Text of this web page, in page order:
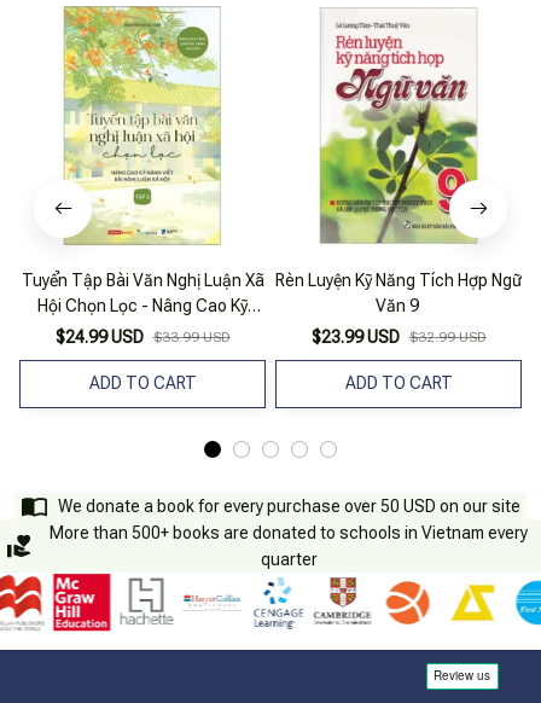
Tuyển Tập Bài Văn Nghị Luận Xã
Hội Chọn Lọc - Nâng Cao Kỹ
Năng Viết Bài Nghị Luận Xã Hội -
Tập 2
$24.99 USD $33.99 USD
ADD TO CART
Rèn Luyện Kỹ Năng Tích Hợp Ngữ
Văn 9
$23.99 USD $32.99 USD
ADD TO CART
We donate a book for every purchase over 50 USD on our site
More than 500+ books are donated to schools in Vietnam every
quarter